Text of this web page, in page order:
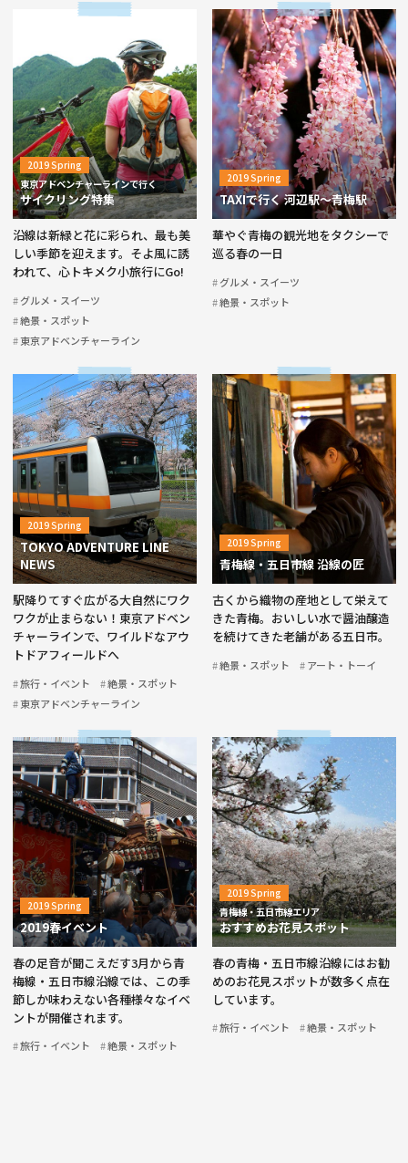
2019 Spring
東京アドベンチャーラインで行く
サイクリング特集
沿線は新緑と花に彩られ、最も美
しい季節を迎えます。そよ風に誘
われて、心トキメク小旅行にGo!
グルメ・スイーツ
絶景・スポット
東京アドベンチャーライン
2019 Spring
TAXIで行く 河辺駅〜青梅駅
華やぐ青梅の観光地をタクシーで
巡る春の一日
グルメ・スイーツ
絶景・スポット
2019 Spring
TOKYO ADVENTURE LINE
NEWS
駅降りてすぐ広がる大自然にワク
ワクが止まらない！東京アドベン
チャーラインで、ワイルドなアウ
トドアフィールドへ
旅行・イベント
絶景・スポット
東京アドベンチャーライン
2019 Spring
青梅線・五日市線 沿線の匠
古くから織物の産地として栄えて
きた青梅。おいしい水で醤油醸造
を続けてきた老舗がある五日市。
絶景・スポット アート・トーイ
2019 Spring
2019春イベント
春の足音が聞こえだす3月から青
梅線・五日市線沿線では、この季
節しか味わえない各種様々なイベ
ントが開催されます。
旅行・イベント 絶景・スポット
2019 Spring
青梅線・五日市線エリア
おすすめお花見スポット
春の青梅・五日市線沿線にはお勧
めのお花見スポットが数多く点在
しています。
旅行・イベント 絶景・スポット